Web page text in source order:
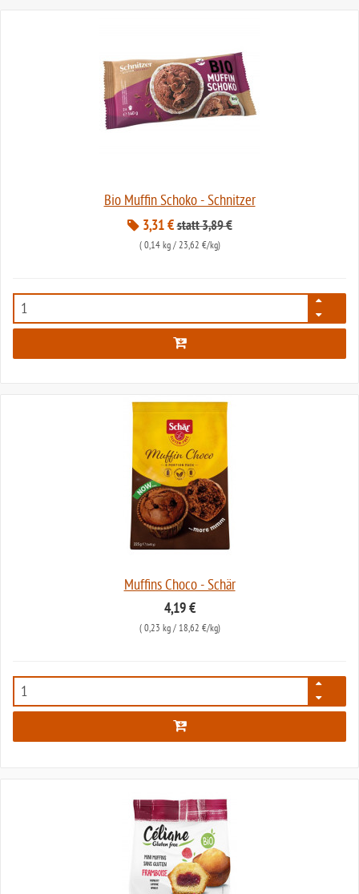
Bio Muffin Schoko - Schnitzer
3,31 € statt 3,89 €
( 0,14 kg/ 23,62 €/kg)
1089
Muffins Choco - Schär
4,19 €
( 0,23 kg/ 18,62 €/kg)
2713